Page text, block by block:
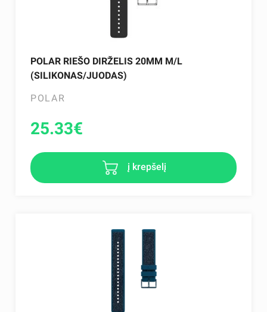
POLAR RIEŠO DIRŽELIS 20MM M/L
(SILIKONAS/JUODAS)
POLAR
25.33€
į krepšelį